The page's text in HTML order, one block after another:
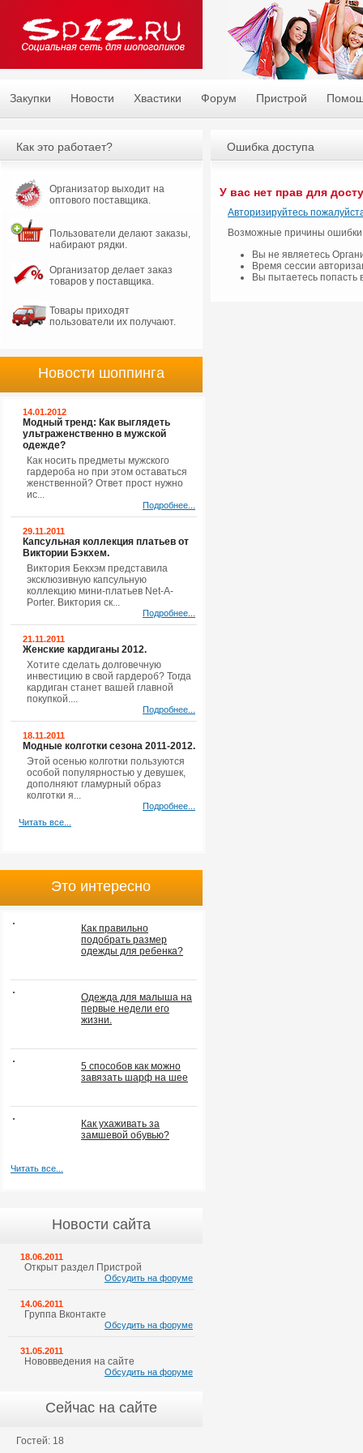
Закупки Новости Хвастики Форум Пристрой
Ошибка доступа
У вас нет прав для
Авторизируйтесь
Возможные причины
Вы не являетесь
Время сессии
Вы пытаетесь попасть
Как это работает?
Организатор выходит на
оптового поставщика.
Пользователи делают заказы,
набирают рядки.
Организатор делает заказ
товаров у поставщика.
Товары приходят
пользователи их получают.
Новости шоппинга
14.01.2012
Модный тренд: Как выглядеть
ультраженственно в мужской
одежде?
Как носить предметы мужского
гардероба но при этом оставаться
женственной? Ответ прост нужно
ис...
Подробнее...
29.11.2011
Капсульная коллекция платьев от
Виктории Бэкхем.
Виктория Бекхэм представила
эксклюзивную капсульную
коллекцию мини-платьев Net-A-
Porter. Виктория ск...
Подробнее...
21.11.2011
Женские кардиганы 2012.
Хотите сделать долговечную
инвестицию в свой гардероб? Тогда
кардиган станет вашей главной
покупкой....
Подробнее...
18.11.2011
Модные колготки сезона 2011-2012.
Этой осенью колготки пользуются
особой популярностью у девушек,
дополняют гламурный образ
колготки я...
Подробнее...
Читать все...
Это интересно
Как правильно
подобрать размер
одежды для ребенка?
Одежда для малыша на
первые недели его
жизни.
5 способов как можно
завязать шарф на шее
Как ухаживать за
замшевой обувью?
Читать все...
Новости сайта
18.06.2011
Открыт раздел Пристрой
Обсудить на форуме
14.06.2011
Группа Вконтакте
Обсудить на форуме
31.05.2011
Нововведения на сайте
Обсудить на форуме
Сейчас на сайте
Гостей: 18